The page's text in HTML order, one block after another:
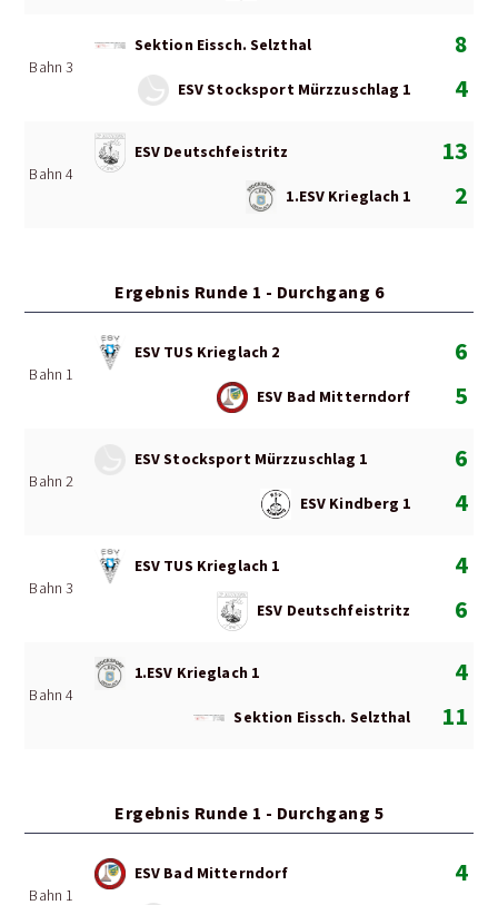
Bahn 3
Sektion Eissch. Selzthal
8
4
ESV Stocksport Mürzzuschlag 1
Bahn 4
ESV Deutschfeistritz
13
2
1.ESV Krieglach 1
Ergebnis Runde 1 - Durchgang 6
Bahn 1
ESV TUS Krieglach 2
6
5
ESV Bad Mitterndorf
Bahn 2
ESV Stocksport Mürzzuschlag 1
6
4
ESV Kindberg 1
Bahn 3
ESV TUS Krieglach 1
4
6
ESV Deutschfeistritz
Bahn 4
1.ESV Krieglach 1
4
11
Sektion Eissch. Selzthal
Ergebnis Runde 1 - Durchgang 5
Bahn 1
ESV Bad Mitterndorf
4